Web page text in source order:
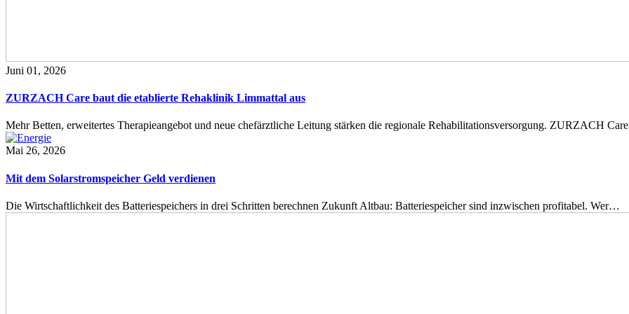
Juni 01, 2026
ZURZACH Care baut die etablierte Rehaklinik Limmattal aus
Mehr Betten, erweitertes Therapieangebot und neue chefärztliche Leitung stärken die regionale Rehabilitationsversorgung. ZURZACH
Mai 26, 2026
Mit dem Solarstromspeicher Geld verdienen
Die Wirtschaftlichkeit des Batteriespeichers in drei Schritten berechnen Zukunft Altbau: Batteriespeicher sind inzwischen profitabel. Wer…